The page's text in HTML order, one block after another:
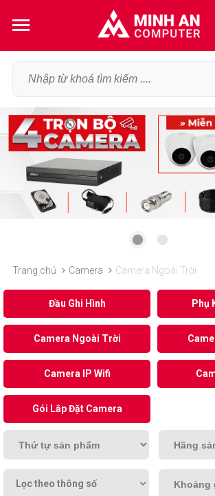
Trang chủ Camera Camera Ngoài Trời
Đầu Ghi Hình Phụ
Camera Ngoài Trời
Camera IP Wifi
Gói Lắp Đặt Camera
Lọc theo thông số